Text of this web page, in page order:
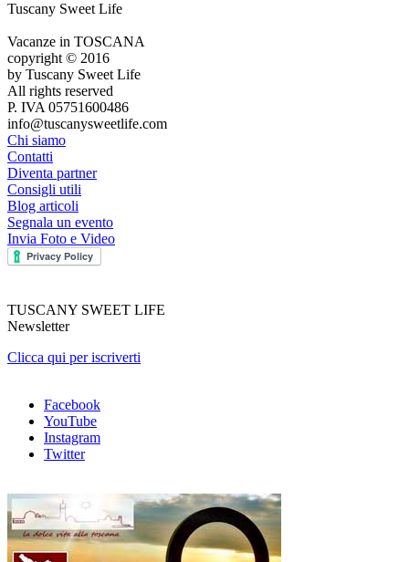
Tuscany Sweet Life
Vacanze in TOSCANA
copyright © 2016
by Tuscany Sweet Life
All rights reserved
P. IVA 05751600486
info@tuscanysweetlife.com
Chi siamo
Contatti
Diventa partner
Consigli utili
Blog articoli
Segnala un evento
Invia Foto e Video
TUSCANY SWEET LIFE
Newsletter
Clicca qui per iscriverti
Facebook
YouTube
Instagram
Twitter